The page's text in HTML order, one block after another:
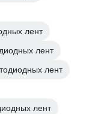
лент
лент
лент
лент